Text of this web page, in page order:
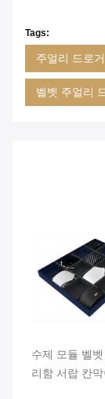
Tags:
주얼리 드로
벨벳 주얼리
수제 모듈 벨
리함 서랍 칸막